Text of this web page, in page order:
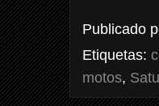
Publicado
Etiquetas:
motos,